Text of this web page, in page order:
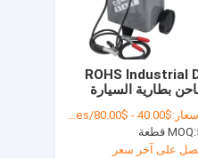
ROHS Industrial
بطارية السيارة
$40.00 - $80.00/Pieces
MOQ:
على آخر سعر